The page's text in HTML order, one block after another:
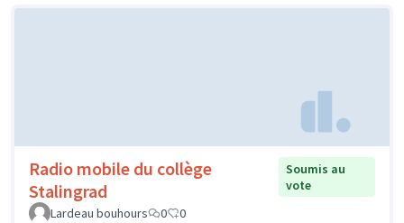
Radio mobile du collège
Stalingrad
Soumis au
vote
Lardeau bouhours
0 0